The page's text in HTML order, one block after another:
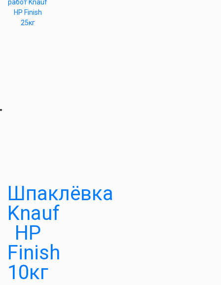
работ Knauf
HP Finish
25кг
Шпаклёвка
Knauf
HP
Finish
10кг